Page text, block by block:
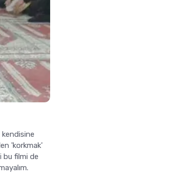
kendisine
'korkmak'
bu filmi de